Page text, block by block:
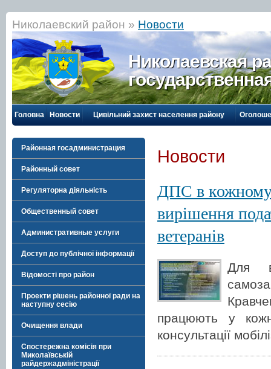
Николаевский район » Новости
Николаевская
Головна Новости Цивільний захист населення району
Районная госадминистрация
Районный совет
Регуляторна діяльність
Общественный совет
Административные услуги
Доступ до публічної інформації
Відомості про район
Проекти рішень районної ради на
наступну сесію
Очищення влади
Спостережна комісія при
Миколаївській
райдержадміністрації
Новости
ДПС в кожному
вирішення
ветеранів
Для
працюють у
консультації